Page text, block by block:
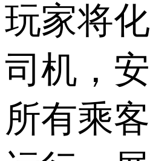
玩家将
司机，
所有乘